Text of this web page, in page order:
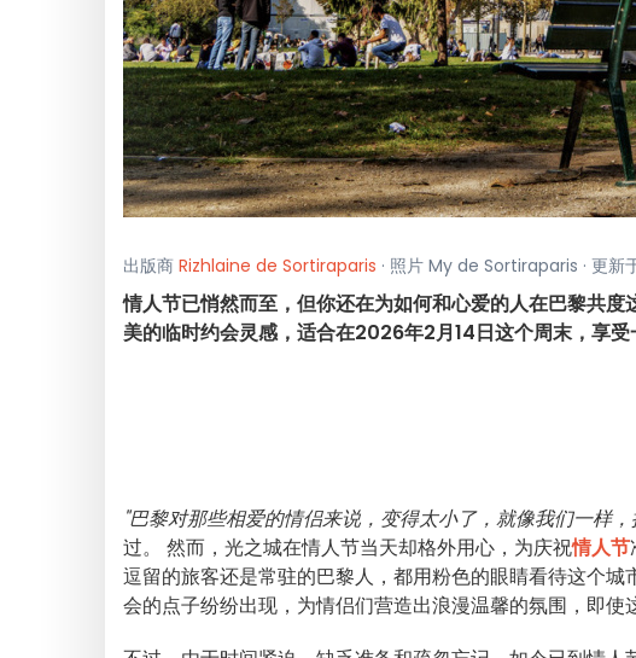
出版商 Rizhlaine de Sortiraparis · 照片 My de Sortiraparis · 更新
情人节已悄然而至，但你还在为如何和心爱的人在巴黎共
美的临时约会灵感，适合在2026年2月14日这个周末，享受
"巴黎对那些相爱的情侣来说，变得太小了，就像我们一样
过。 然而，光之城在情人节当天却格外用心，为庆祝情人节
逗留的旅客还是常驻的巴黎人，都用粉色的眼睛看待这个城
会的点子纷纷出现，为情侣们营造出浪漫温馨的氛围，即使